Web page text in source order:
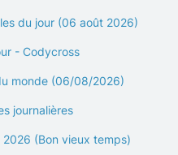
du jour (06 août 2026)
- Codycross
monde (06/08/2026)
journalières
(Bon vieux temps)